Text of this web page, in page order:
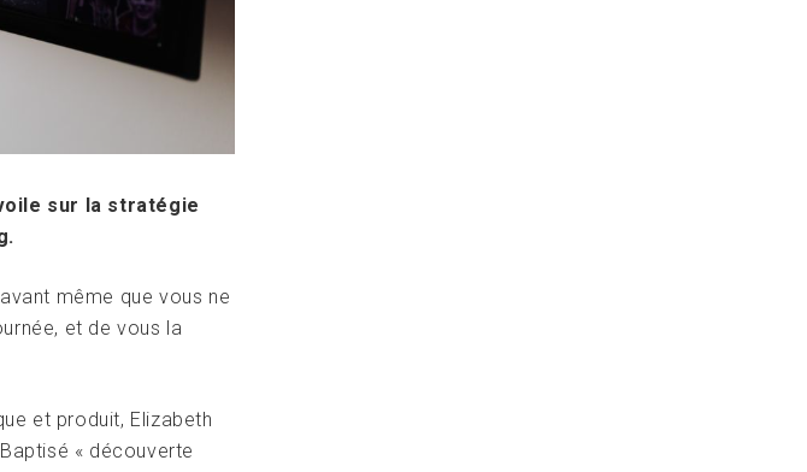
sur la stratégie
même que vous ne
et de vous la
et produit, Elizabeth
« découverte